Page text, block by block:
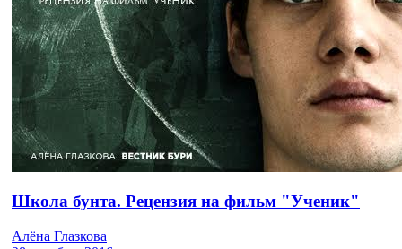
Школа бунта. Рецензия на фильм "Ученик"
Алёна Глазкова